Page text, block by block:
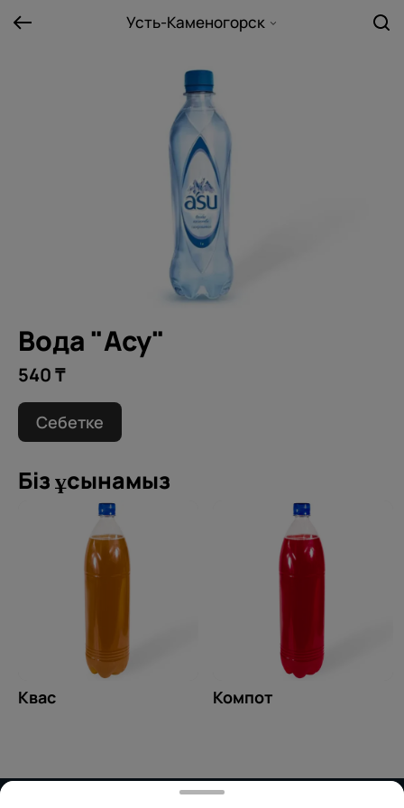
Усть-Каменогорск
Вода "Асу"
540 ₸
Себетке
Біз ұсынамыз
Квас Компот